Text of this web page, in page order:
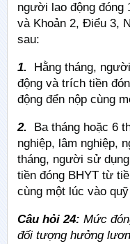
người lao động đóng
và Khoản 2, Điểu 3,
sau:
1. Hằng tháng,
động và trích tiền
động đển nộp cùng
2. Ba tháng hoặc 6
nghiệp, lâm nghiệp,
tháng, người sử
tiền đóng BHYT từ
cùng một lúc vào quỹ
Câu hỏi 24: Mức
đối tượng hưởng